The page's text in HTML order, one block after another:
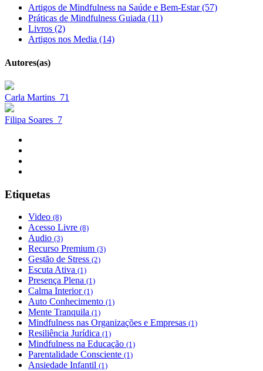
Artigos de Mindfulness na Saúde e Bem-Estar (57)
Práticas de Mindfulness Guiada (11)
Livros (2)
Artigos nos Media (14)
Autores(as)
Carla Martins 71
Filipa Soares 7
Etiquetas
Video (8)
Acesso Livre (8)
Audio (3)
Recurso Premium (3)
Gestão de Stress (2)
Escuta Ativa (1)
Presença Plena (1)
Calma Interior (1)
Auto Conhecimento (1)
Mente Tranquila (1)
Mindfulness nas Organizações e Empresas (1)
Resiliência Jurídica (1)
Mindfulness na Educação (1)
Parentalidade Consciente (1)
Ansiedade Infantil (1)